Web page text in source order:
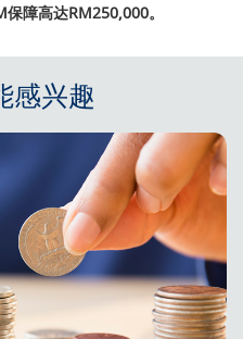
障高达RM250,000。
感兴趣